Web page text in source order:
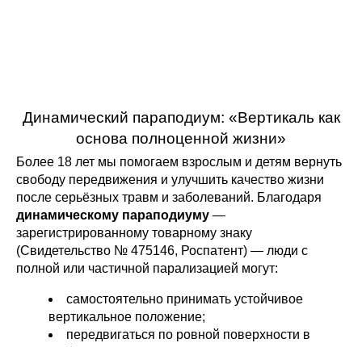
Динамический параподиум: «Вертикаль как
основа полноценной жизни»
Более 18 лет мы помогаем взрослым и детям вернуть
свободу передвижения и улучшить качество жизни
после серьёзных травм и заболеваний. Благодаря
динамическому параподиуму —
зарегистрированному товарному знаку
(Свидетельство № 475146, Роспатент) — люди с
полной или частичной парализацией могут:
самостоятельно принимать устойчивое
вертикальное положение;
передвигаться по ровной поверхности в